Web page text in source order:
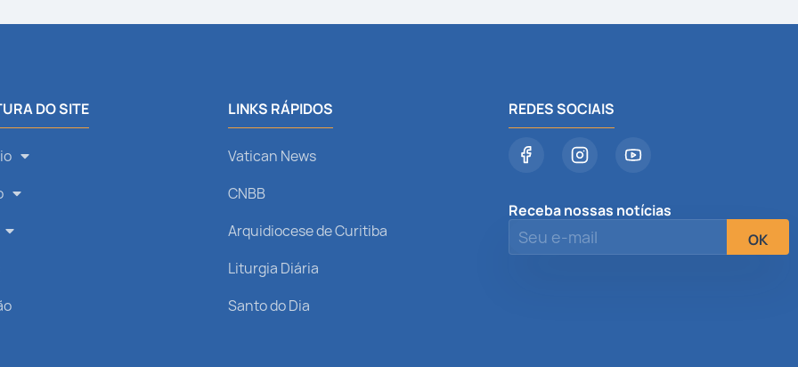
DO SITE LINKS RÁPIDOS
Vatican News
CNBB
Arquidiocese de Curitiba
Liturgia Diária
Santo do Dia
REDES SOCIAIS
Receba nossas notícias